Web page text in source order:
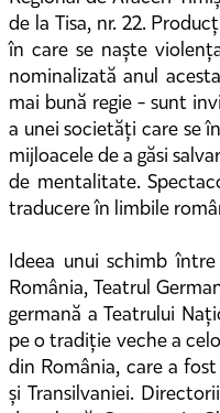
de la Tisa, nr. 22.
în care se naște
nominalizată anul
mai bună regie - sunt
a unei societăți care se
mijloacele de a găsi
de mentalitate.
traducere în limbile
Ideea unui schimb
România, Teatrul
germană a Teatrului
pe o tradiție veche a
din România, care a
și Transilvaniei.